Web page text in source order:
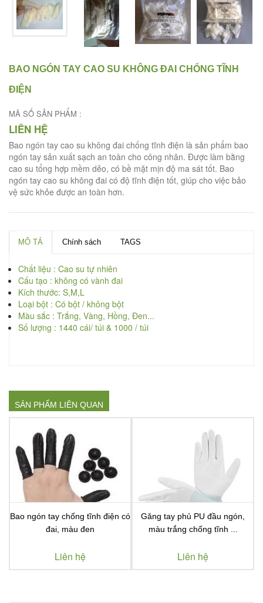
BAO NGÓN TAY CAO SU KHÔNG ĐAI CHỐNG TĨNH
ĐIỆN
MÃ SỐ SẢN PHẨM :
LIÊN HỆ
Bao ngón tay cao su không đai chống tĩnh điện là sản phẩm bao
ngón tay sản xuất sạch an toàn cho công nhân. Được làm bằng
cao su tổng hợp mềm dẻo, có bề mặt mịn độ ma sát tốt. Bao
ngón tay cao su không đai có độ tĩnh điện tốt, giúp cho việc bảo
vệ sức khỏe được an toàn hơn.
MÔ TẢ Chính sách TAGS
Chất liệu : Cao su tự nhiên
Cấu tạo : không có vành đai
Kích thước: S,M,L
Loại bột : Có bột / không bột
Màu sắc : Trắng, Vàng, Hồng, Đen...
Số lượng : 1440 cái/ túi & 1000 / túi
SẢN PHẨM LIÊN QUAN
Bao ngón tay chống tĩnh điện có
đai, màu đen
Liên hệ
Găng tay phủ PU đầu ngón,
màu trắng chống tĩnh ...
Liên hệ